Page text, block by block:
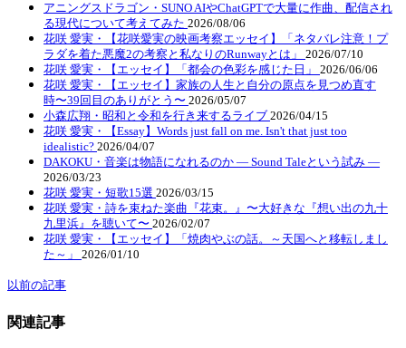
アニングスドラゴン・SUNO AIやChatGPTで大量に作曲、配信され
る現代について考えてみた 2026/08/06
花咲 愛実・【花咲愛実の映画考察エッセイ】「ネタバレ注意！プ
ラダを着た悪魔2の考察と私なりのRunwayとは」 2026/07/10
花咲 愛実・【エッセイ】「都会の色彩を感じた日」 2026/06/06
花咲 愛実・【エッセイ】家族の人生と自分の原点を見つめ直す
時〜39回目のありがとう〜 2026/05/07
小森広翔・昭和と令和を行き来するライブ 2026/04/15
花咲 愛実・【Essay】Words just fall on me. Isn't that just too
idealistic? 2026/04/07
DAKOKU・音楽は物語になれるのか ― Sound Taleという試み ―
2026/03/23
花咲 愛実・短歌15選 2026/03/15
花咲 愛実・詩を束ねた楽曲『花束。』〜大好きな『想い出の九十
九里浜』を聴いて〜 2026/02/07
花咲 愛実・【エッセイ】「焼肉やぶの話。～天国へと移転しまし
た～」 2026/01/10
以前の記事
関連記事